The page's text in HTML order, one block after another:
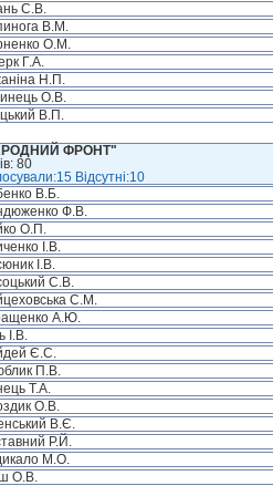
С.В.
В.М.
О.М.
Г.А.
Н.П.
О.В.
В.П.
ФРОНТ"
80
Відсутні:10
В.Б.
Ф.В.
О.П.
І.В.
І.В.
С.В.
С.М.
А.Ю.
І.В.
Є.С.
П.В.
Т.А.
О.В.
В.Є.
Р.Й.
М.О.
О.В.